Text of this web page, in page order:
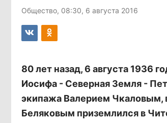
Общество, 08:30, 6 августа 2016
80 лет назад, 6 августа 1936
Иосифа - Северная Земля -
экипажа Валерием
Беляковым приземлился в